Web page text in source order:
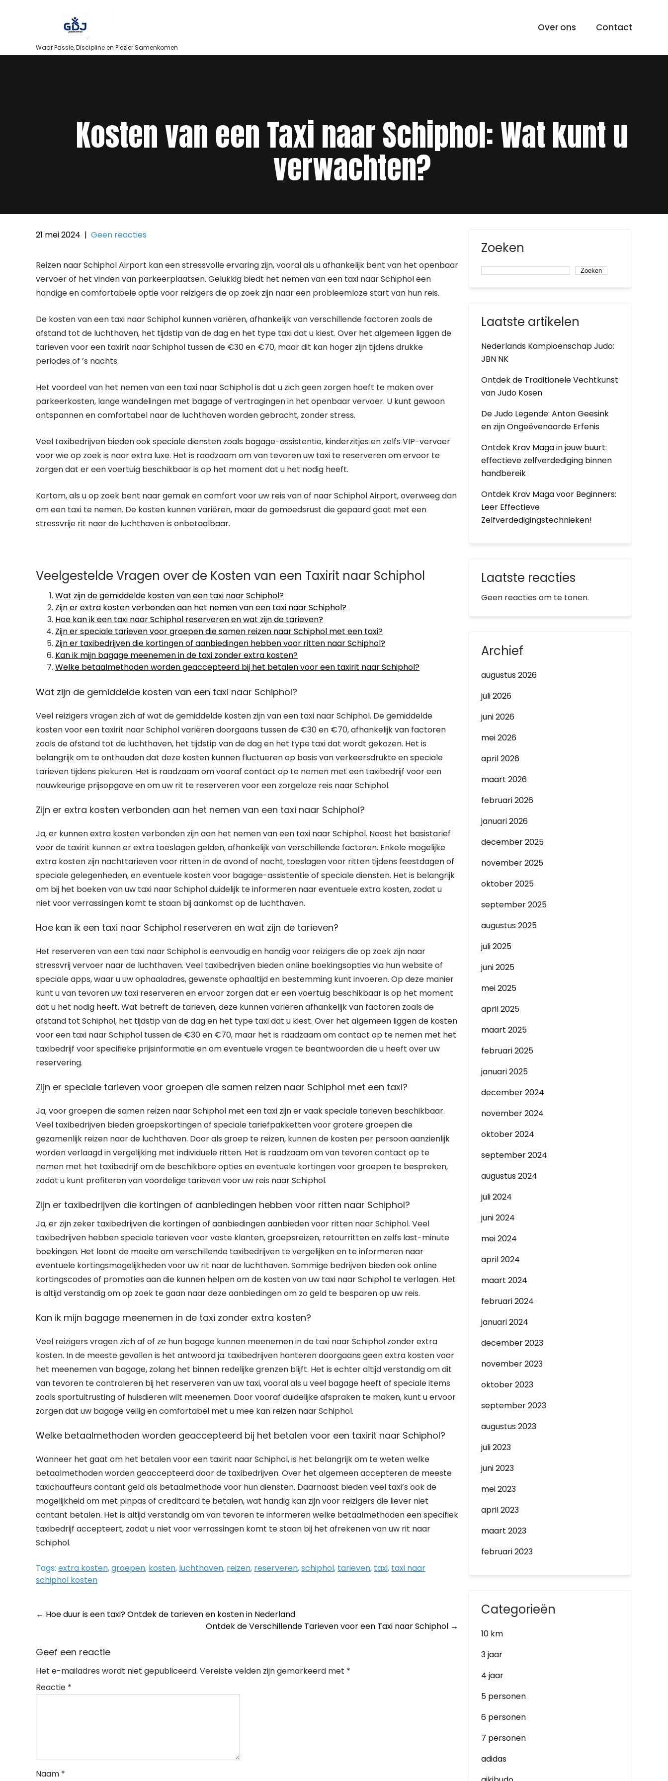
Waar Passie, Discipline en Plezier Samenkomen
Over ons Contact
Kosten van een Taxi naar Schiphol: Wat kunt u
verwachten?
21 mei 2024 | Geen reacties
Reizen naar Schiphol Airport kan een stressvolle ervaring zijn, vooral als u afhankelijk bent van het openbaar
vervoer of het vinden van parkeerplaatsen. Gelukkig biedt het nemen van een taxi naar Schiphol een
handige en comfortabele optie voor reizigers die op zoek zijn naar een probleemloze start van hun reis.
De kosten van een taxi naar Schiphol kunnen variëren, afhankelijk van verschillende factoren zoals de
afstand tot de luchthaven, het tijdstip van de dag en het type taxi dat u kiest. Over het algemeen liggen de
tarieven voor een taxirit naar Schiphol tussen de €30 en €70, maar dit kan hoger zijn tijdens drukke
periodes of ’s nachts.
Het voordeel van het nemen van een taxi naar Schiphol is dat u zich geen zorgen hoeft te maken over
parkeerkosten, lange wandelingen met bagage of vertragingen in het openbaar vervoer. U kunt gewoon
ontspannen en comfortabel naar de luchthaven worden gebracht, zonder stress.
Veel taxibedrijven bieden ook speciale diensten zoals bagage-assistentie, kinderzitjes en zelfs VIP-vervoer
voor wie op zoek is naar extra luxe. Het is raadzaam om van tevoren uw taxi te reserveren om ervoor te
zorgen dat er een voertuig beschikbaar is op het moment dat u het nodig heeft.
Kortom, als u op zoek bent naar gemak en comfort voor uw reis van of naar Schiphol Airport, overweeg dan
om een taxi te nemen. De kosten kunnen variëren, maar de gemoedsrust die gepaard gaat met een
stressvrije rit naar de luchthaven is onbetaalbaar.
Veelgestelde Vragen over de Kosten van een Taxirit naar Schiphol
Wat zijn de gemiddelde kosten van een taxi naar Schiphol?
Zijn er extra kosten verbonden aan het nemen van een taxi naar Schiphol?
Hoe kan ik een taxi naar Schiphol reserveren en wat zijn de tarieven?
Zijn er speciale tarieven voor groepen die samen reizen naar Schiphol met een taxi?
Zijn er taxibedrijven die kortingen of aanbiedingen hebben voor ritten naar Schiphol?
Kan ik mijn bagage meenemen in de taxi zonder extra kosten?
Welke betaalmethoden worden geaccepteerd bij het betalen voor een taxirit naar Schiphol?
Wat zijn de gemiddelde kosten van een taxi naar Schiphol?
Veel reizigers vragen zich af wat de gemiddelde kosten zijn van een taxi naar Schiphol. De gemiddelde
kosten voor een taxirit naar Schiphol variëren doorgaans tussen de €30 en €70, afhankelijk van factoren
zoals de afstand tot de luchthaven, het tijdstip van de dag en het type taxi dat wordt gekozen. Het is
belangrijk om te onthouden dat deze kosten kunnen fluctueren op basis van verkeersdrukte en speciale
tarieven tijdens piekuren. Het is raadzaam om vooraf contact op te nemen met een taxibedrijf voor een
nauwkeurige prijsopgave en om uw rit te reserveren voor een zorgeloze reis naar Schiphol.
Zijn er extra kosten verbonden aan het nemen van een taxi naar Schiphol?
Ja, er kunnen extra kosten verbonden zijn aan het nemen van een taxi naar Schiphol. Naast het basistarief
voor de taxirit kunnen er extra toeslagen gelden, afhankelijk van verschillende factoren. Enkele mogelijke
extra kosten zijn nachttarieven voor ritten in de avond of nacht, toeslagen voor ritten tijdens feestdagen of
speciale gelegenheden, en eventuele kosten voor bagage-assistentie of speciale diensten. Het is belangrijk
om bij het boeken van uw taxi naar Schiphol duidelijk te informeren naar eventuele extra kosten, zodat u
niet voor verrassingen komt te staan bij aankomst op de luchthaven.
Hoe kan ik een taxi naar Schiphol reserveren en wat zijn de tarieven?
Het reserveren van een taxi naar Schiphol is eenvoudig en handig voor reizigers die op zoek zijn naar
stressvrij vervoer naar de luchthaven. Veel taxibedrijven bieden online boekingsopties via hun website of
speciale apps, waar u uw ophaaladres, gewenste ophaaltijd en bestemming kunt invoeren. Op deze manier
kunt u van tevoren uw taxi reserveren en ervoor zorgen dat er een voertuig beschikbaar is op het moment
dat u het nodig heeft. Wat betreft de tarieven, deze kunnen variëren afhankelijk van factoren zoals de
afstand tot Schiphol, het tijdstip van de dag en het type taxi dat u kiest. Over het algemeen liggen de kosten
voor een taxi naar Schiphol tussen de €30 en €70, maar het is raadzaam om contact op te nemen met het
taxibedrijf voor specifieke prijsinformatie en om eventuele vragen te beantwoorden die u heeft over uw
reservering.
Zijn er speciale tarieven voor groepen die samen reizen naar Schiphol met een taxi?
Ja, voor groepen die samen reizen naar Schiphol met een taxi zijn er vaak speciale tarieven beschikbaar.
Veel taxibedrijven bieden groepskortingen of speciale tariefpakketten voor grotere groepen die
gezamenlijk reizen naar de luchthaven. Door als groep te reizen, kunnen de kosten per persoon aanzienlijk
worden verlaagd in vergelijking met individuele ritten. Het is raadzaam om van tevoren contact op te
nemen met het taxibedrijf om de beschikbare opties en eventuele kortingen voor groepen te bespreken,
zodat u kunt profiteren van voordelige tarieven voor uw reis naar Schiphol.
Zijn er taxibedrijven die kortingen of aanbiedingen hebben voor ritten naar Schiphol?
Ja, er zijn zeker taxibedrijven die kortingen of aanbiedingen aanbieden voor ritten naar Schiphol. Veel
taxibedrijven hebben speciale tarieven voor vaste klanten, groepsreizen, retourritten en zelfs last-minute
boekingen. Het loont de moeite om verschillende taxibedrijven te vergelijken en te informeren naar
eventuele kortingsmogelijkheden voor uw rit naar de luchthaven. Sommige bedrijven bieden ook online
kortingscodes of promoties aan die kunnen helpen om de kosten van uw taxi naar Schiphol te verlagen. Het
is altijd verstandig om op zoek te gaan naar deze aanbiedingen om zo geld te besparen op uw reis.
Kan ik mijn bagage meenemen in de taxi zonder extra kosten?
Veel reizigers vragen zich af of ze hun bagage kunnen meenemen in de taxi naar Schiphol zonder extra
kosten. In de meeste gevallen is het antwoord ja: taxibedrijven hanteren doorgaans geen extra kosten voor
het meenemen van bagage, zolang het binnen redelijke grenzen blijft. Het is echter altijd verstandig om dit
van tevoren te controleren bij het reserveren van uw taxi, vooral als u veel bagage heeft of speciale items
zoals sportuitrusting of huisdieren wilt meenemen. Door vooraf duidelijke afspraken te maken, kunt u ervoor
zorgen dat uw bagage veilig en comfortabel met u mee kan reizen naar Schiphol.
Welke betaalmethoden worden geaccepteerd bij het betalen voor een taxirit naar Schiphol?
Wanneer het gaat om het betalen voor een taxirit naar Schiphol, is het belangrijk om te weten welke
betaalmethoden worden geaccepteerd door de taxibedrijven. Over het algemeen accepteren de meeste
taxichauffeurs contant geld als betaalmethode voor hun diensten. Daarnaast bieden veel taxi’s ook de
mogelijkheid om met pinpas of creditcard te betalen, wat handig kan zijn voor reizigers die liever niet
contant betalen. Het is altijd verstandig om van tevoren te informeren welke betaalmethoden een specifiek
taxibedrijf accepteert, zodat u niet voor verrassingen komt te staan bij het afrekenen van uw rit naar
Schiphol.
Tags: extra kosten,groepen, kosten, luchthaven, reizen, reserveren,schiphol, tarieven, taxi, taxi naar
schiphol kosten
Post
← Hoe duur is een taxi? Ontdek de tarieven en kosten in Nederland
Ontdek de Verschillende Tarieven voor een Taxi naar Schiphol →
Geef een reactie
Het e-mailadres wordt niet gepubliceerd. Vereiste velden zijn gemarkeerd met *
Reactie *
Naam *
Zoeken
Zoeken
Laatste artikelen
Nederlands Kampioenschap Judo:
JBN NK
Ontdek de Traditionele Vechtkunst
van Judo Kosen
De Judo Legende: Anton Geesink
en zijn Ongeëvenaarde Erfenis
Ontdek Krav Maga in jouw buurt:
effectieve zelfverdediging binnen
handbereik
Ontdek Krav Maga voor Beginners:
Leer Effectieve
Zelfverdedigingstechnieken!
Laatste reacties
Geen reacties om te tonen.
Archief
augustus 2026
juli 2026
juni 2026
mei 2026
april 2026
maart 2026
februari 2026
januari 2026
december 2025
november 2025
oktober 2025
september 2025
augustus 2025
juli 2025
juni 2025
mei 2025
april 2025
maart 2025
februari 2025
januari 2025
december 2024
november 2024
oktober 2024
september 2024
augustus 2024
juli 2024
juni 2024
mei 2024
april 2024
maart 2024
februari 2024
januari 2024
december 2023
november 2023
oktober 2023
september 2023
augustus 2023
juli 2023
juni 2023
mei 2023
april 2023
maart 2023
februari 2023
Categorieën
10 km
3 jaar
4 jaar
5 personen
6 personen
7 personen
adidas